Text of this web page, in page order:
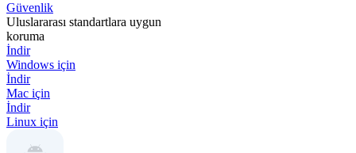
Güvenlik
Uluslararası standartlara uygun
koruma
İndir
Windows için
İndir
Mac için
İndir
Linux için